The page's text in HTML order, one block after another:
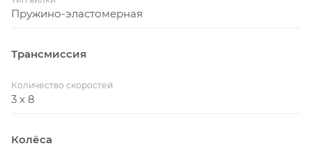
Пружино-эластомерная
Трансмиссия
Количество скоростей
3 x 8
Колёса